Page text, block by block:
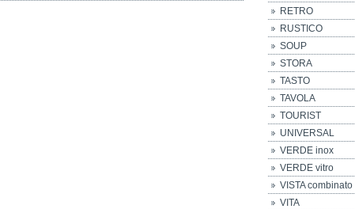
RETRO
RUSTICO
SOUP
STORA
TASTO
TAVOLA
TOURIST
UNIVERSAL
VERDE inox
VERDE vitro
VISTA combinato
VITA